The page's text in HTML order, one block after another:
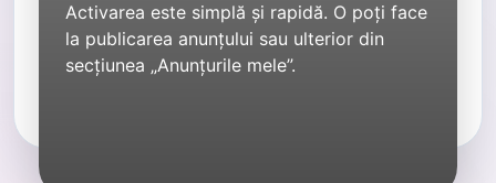
Activarea este simplă și rapidă. O poți face
la publicarea anunțului sau ulterior din
secțiunea „Anunțurile mele”.